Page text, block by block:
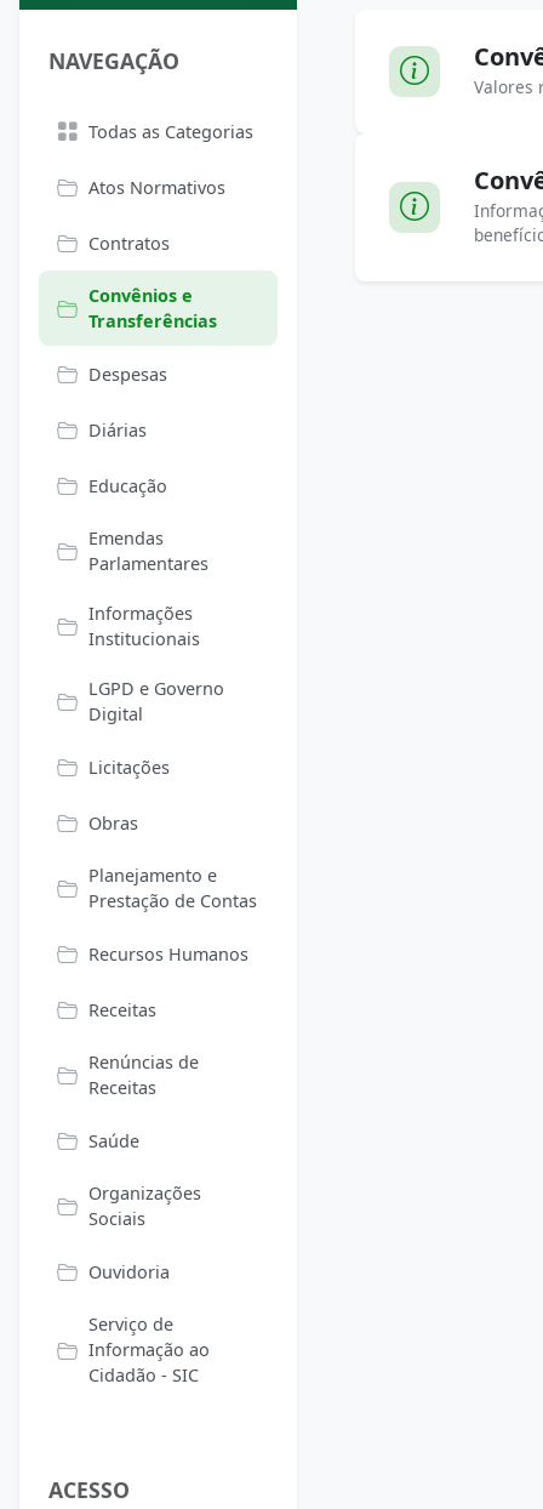
NAVEGAÇÃO
Todas as Categorias
Atos Normativos
Contratos
Convênios e
Transferências
Despesas
Diárias
Educação
Emendas
Parlamentares
Informações
Institucionais
LGPD e Governo
Digital
Licitações
Obras
Planejamento e
Prestação de Contas
Recursos Humanos
Receitas
Renúncias de
Receitas
Saúde
Organizações
Sociais
Ouvidoria
Serviço de
Informação ao
Cidadão - SIC
ACESSO
Valores